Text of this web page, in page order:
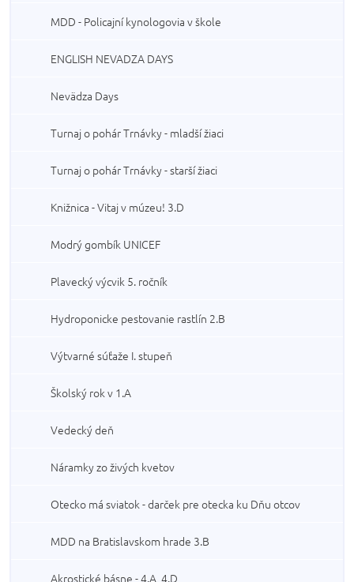
MDD - Policajní kynologovia v škole
ENGLISH NEVADZA DAYS
Nevädza Days
Turnaj o pohár Trnávky - mladší žiaci
Turnaj o pohár Trnávky - starší žiaci
Knižnica - Vitaj v múzeu! 3.D
Modrý gombík UNICEF
Plavecký výcvik 5. ročník
Hydroponicke pestovanie rastlín 2.B
Výtvarné súťaže I. stupeň
Školský rok v 1.A
Vedecký deň
Náramky zo živých kvetov
Otecko má sviatok - darček pre otecka ku Dňu otcov
MDD na Bratislavskom hrade 3.B
Akrostické básne - 4.A, 4.D